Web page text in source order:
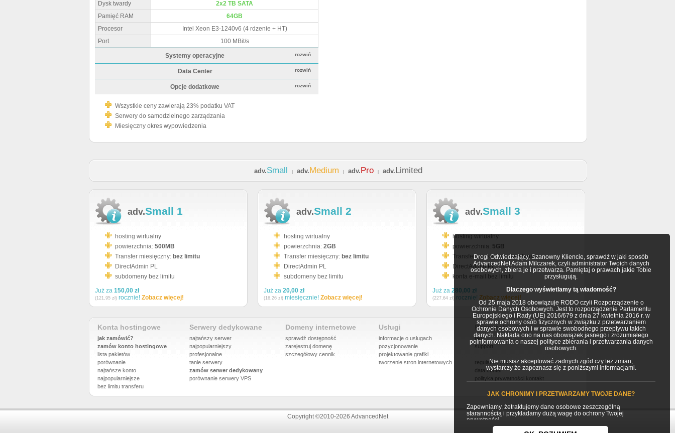
Drogi Odwiedzający, Szanowny Kliencie, sprawdź w jaki sposób
AdvancedNet Adam Milczarek, czyli administrator Twoich danych
osobowych, zbiera je i przetwarza. Pamiętaj o prawach jakie Tobie
przysługują.
Dlaczego wyświetlamy tą wiadomość?
Od 25 maja 2018 obowiązuje RODO czyli Rozporządzenie o
Ochronie Danych Osobowych. Jest to rozporządzenie Parlamentu
Europejskiego i Rady (UE) 2016/679 z dnia 27 kwietnia 2016 r. w
sprawie ochrony osób fizycznych w związku z przetwarzaniem
danych osobowych i w sprawie swobodnego przepływu takich
danych. Nakłada ono na nas obowiązek jasnego i zrozumiałego
poinformowania o naszej polityce zbierania i przetwarzania danych
osobowych.
Nie musisz akceptować żadnych zgód czy też zmian,
wystarczy że zapoznasz się z poniższymi informacjami.
JAK CHRONIMY I PRZETWARZAMY TWOJE DANE?
Zapewniamy, żetraktujemy dane osobowe zeszczególną
starannością i przykładamy dużą wagę do ochrony Twojej
prywatności.
Twoje dane osobowe gromadzimy i przetwarzamy jako
Dysk twardy
2x2 TB SATA
Pamięć RAM
64GB
Procesor
Intel Xeon E3-1240v6 (4 rdzenie + HT)
Port
100 MBit/s
Systemy operacyjne rozwiń
Data Center rozwiń
Opcje dodatkowe rozwiń
Wszystkie ceny zawierają 23% podatku VAT
Serwery do samodzielnego zarządzania
Miesięczny okres wypowiedzenia
adv.Small adv.Medium adv.Pro adv.Limited
adv.Small 1
hosting wirtualny
powierzchnia: 500MB
Transfer miesięczny: bez limitu
DirectAdmin PL
subdomeny bez limitu
Już za 150,00 zł
(121,95 zł) rocznie! Zobacz więcej!
adv.Small 2
hosting wirtualny
powierzchnia: 2GB
Transfer miesięczny: bez limitu
DirectAdmin PL
subdomeny bez limitu
Już za 20,00 zł
(16,26 zł) miesięcznie! Zobacz więcej!
adv.Small 3
hosting wirtualny
powierzchnia: 5GB
Transfer miesięczny:bez limitu
DirectAdmin PL
konta e-mail bez limitu
Już za 280,00 zł
(227,64 zł) rocznie! Zobacz więcej!
Konta hostingowe
jak zamówić?
zamów konto hostingowe
lista pakietów
porównanie
najtańsze konto
najpopularniejsze
bez limitu transferu
Serwery dedykowane
najtańszy serwer
najpopularniejszy
profesjonalne
tanie serwery
zamów serwer dedykowany
porównanie serwery VPS
Domeny internetowe
sprawdź dostępność
zarejestruj domenę
szczegółowy cennik
Usługi
informacje o usługach
pozycjonowanie
projektowanie grafiki
tworzenie stron internetowych
Pozostałe
faq
support
regulamin usług
data center
polityka prywatności kontakt
Copyright ©2010-2026 AdvancedNet